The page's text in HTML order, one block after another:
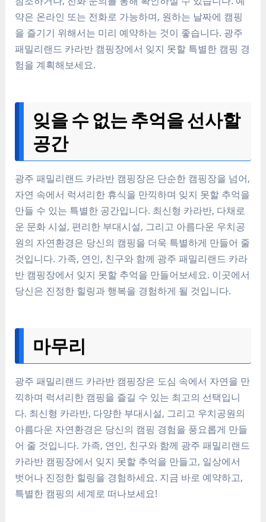
약은 온라인 또는 전화로 가능하며, 원하는 날짜에 캠핑
을 즐기기 위해서는 미리 예약하는 것이 좋습니다. 광주
패밀리랜드 카라반 캠핑장에서 잊지 못할 특별한 캠핑 경
험을 계획해보세요.
잊을 수 없는 추억을 선사할
공간
광주 패밀리랜드 카라반 캠핑장은 단순한 캠핑장을 넘어,
자연 속에서 럭셔리한 휴식을 만끽하며 잊지 못할 추억을
만들 수 있는 특별한 공간입니다. 최신형 카라반, 다채로
운 문화 시설, 편리한 부대시설, 그리고 아름다운 우치공
원의 자연환경은 당신의 캠핑을 더욱 특별하게 만들어 줄
것입니다. 가족, 연인, 친구와 함께 광주 패밀리랜드 카라
반 캠핑장에서 잊지 못할 추억을 만들어보세요. 이곳에서
당신은 진정한 힐링과 행복을 경험하게 될 것입니다.
마무리
광주 패밀리랜드 카라반 캠핑장은 도심 속에서 자연을 만
끽하며 럭셔리한 캠핑을 즐길 수 있는 최고의 선택입니
다. 최신형 카라반, 다양한 부대시설, 그리고 우치공원의
아름다운 자연환경은 당신의 캠핑 경험을 풍요롭게 만들
어 줄 것입니다. 가족, 연인, 친구와 함께 광주 패밀리랜드
카라반 캠핑장에서 잊지 못할 추억을 만들고, 일상에서
벗어나 진정한 힐링을 경험하세요. 지금 바로 예약하고,
특별한 캠핑의 세계로 떠나보세요!